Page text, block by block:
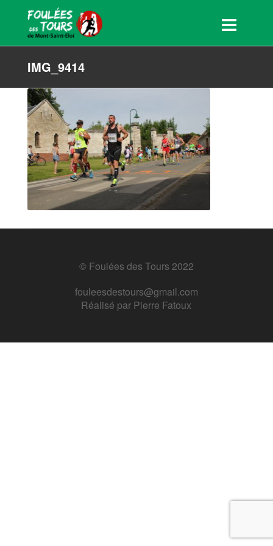
IMG_9414
© Foulées des Tours 2022
fouleesdestours@gmail.com
Réalisé par Pierre Fatoux